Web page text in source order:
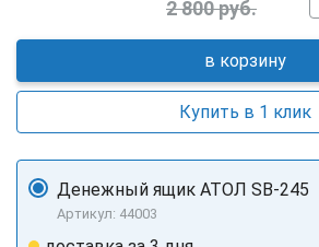
Денежный ящик АТОЛ SB-245
Артикул: 44003
2 800 руб.
в корзину
Купить в 1 клик